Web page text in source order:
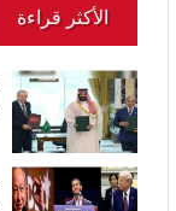
الأكثر قراءة